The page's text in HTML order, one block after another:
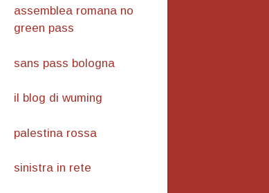
assemblea romana no
green pass
sans pass bologna
il blog di wuming
palestina rossa
sinistra in rete